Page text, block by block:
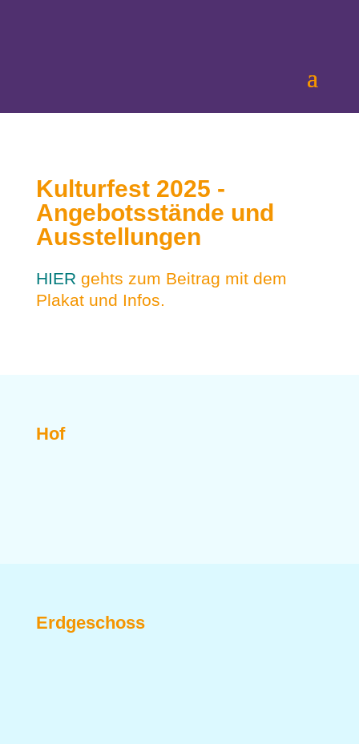
Kulturfest 2025 -
Angebotsstände und
Ausstellungen
HIER gehts zum Beitrag mit dem
Plakat und Infos.
Hof
Erdgeschoss